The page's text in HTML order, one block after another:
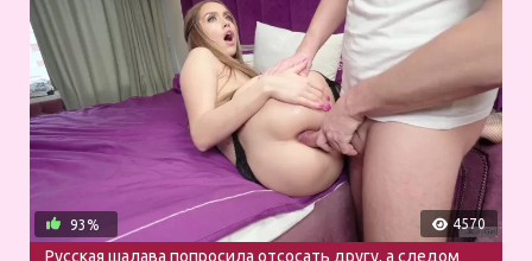
4570
93%
Русская шалава попросила отсосать другу, а следом